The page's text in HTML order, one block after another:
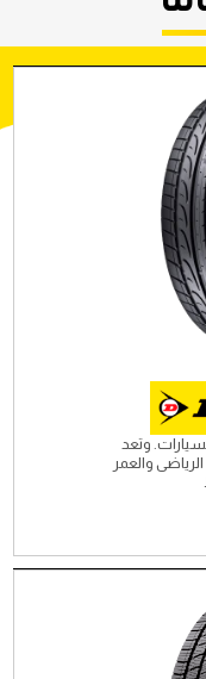
وتعد
والعمر